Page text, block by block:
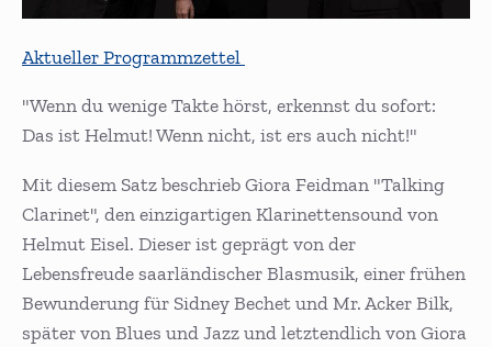
Aktueller Programmzettel
"Wenn du wenige Takte hörst, erkennst du sofort:
Das ist Helmut! Wenn nicht, ist ers auch nicht!"
Mit diesem Satz beschrieb Giora Feidman "Talking
Clarinet", den einzigartigen Klarinettensound von
Helmut Eisel. Dieser ist geprägt von der
Lebensfreude saarländischer Blasmusik, einer frühen
Bewunderung für Sidney Bechet und Mr. Acker Bilk,
später von Blues und Jazz und letztendlich von Giora